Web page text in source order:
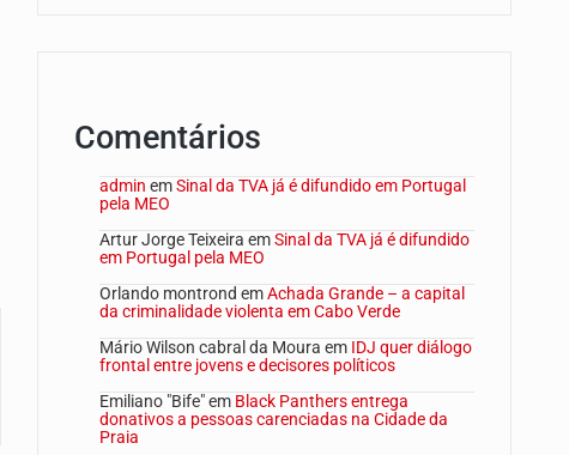
Comentários
admin emSinal da TVA já é difundido em Portugal
pela MEO
Artur Jorge Teixeira emSinal da TVA já é difundido
em Portugal pela MEO
Orlando montrond emAchada Grande – a capital
da criminalidade violenta em Cabo Verde
Mário Wilson cabral da Moura em IDJ quer diálogo
frontal entre jovens e decisores políticos
Emiliano "Bife"em Black Panthers entrega
donativos a pessoas carenciadas na Cidade da
Praia